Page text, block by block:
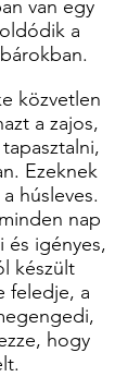
van egy
a
közvetlen
a zajos,
Ezeknek
húsleves.
nap
és igényes,
készült
feledje, a
hogy